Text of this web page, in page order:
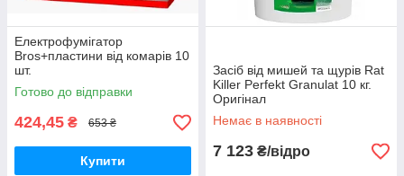
Електрофумігатор
Bros+пластини від комарів 10
шт.
Готово до відправки
424,45 ₴ 653 ₴
Купити
Засіб від мишей та щурів Rat
Killer Perfekt Granulat 10 кг.
Оригінал
Немає в наявності
7 123 ₴/відро